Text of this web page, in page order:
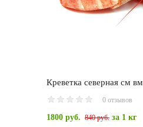
Креветка северная см
0 отзывов
1800 руб. 840 руб. за 1 кг